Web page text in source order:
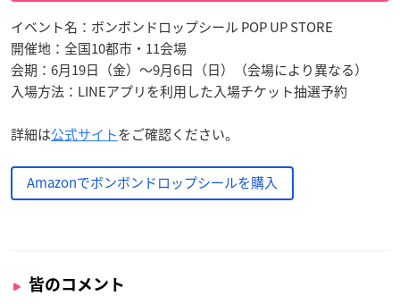
イベント名：ボンボンドロップシール POP UP STORE
開催地：全国10都市・11会場
会期：6月19日（金）〜9月6日（日）（会場により異なる）
入場方法：LINEアプリを利用した入場チケット抽選予約
詳細は公式サイトをご確認ください。
Amazonでボンボンドロップシールを購入
皆のコメント